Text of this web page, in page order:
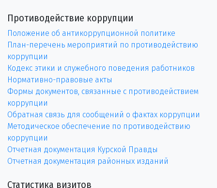
Противодействие коррупции
Положение об антикоррупционной политике
План-перечень мероприятий по противодействию
коррупции
Кодекс этики и служебного поведения работников
Нормативно-правовые акты
Формы документов, связанные с противодействием
коррупции
Обратная связь для сообщений о фактах коррупции
Методическое обеспечение по противодействию
коррупции
Отчетная документация Курской Правды
Отчетная документация районных изданий
Статистика визитов